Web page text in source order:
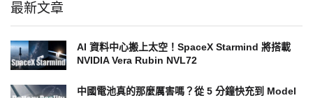
最新文章
AI 資料中心搬上太空！SpaceX Starmind 將搭載
NVIDIA Vera Rubin NVL72
中國電池真的那麼厲害嗎？從 5 分鐘快充到 Model